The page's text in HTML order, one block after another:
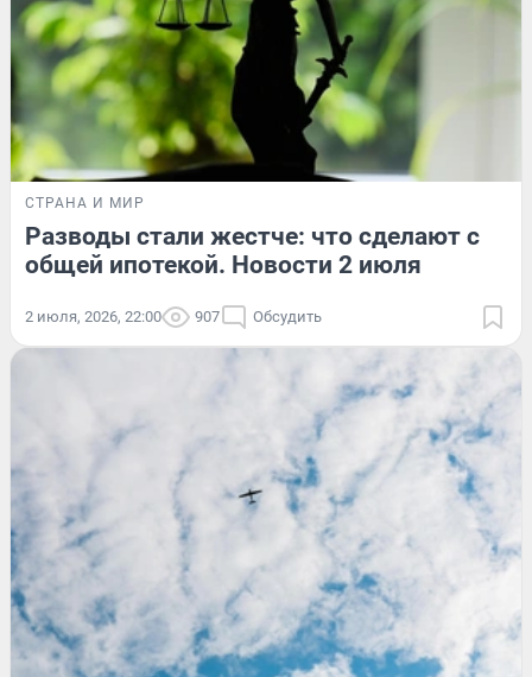
СТРАНА И МИР
Разводы стали жестче: что сделают с
общей ипотекой. Новости 2 июля
2 июля, 2026, 22:00 907 Обсудить